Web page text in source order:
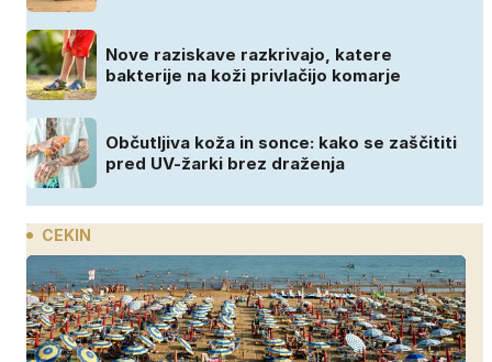
Nove raziskave razkrivajo, katere
bakterije na koži privlačijo komarje
Občutljiva koža in sonce: kako se zaščititi
pred UV-žarki brez draženja
CEKIN